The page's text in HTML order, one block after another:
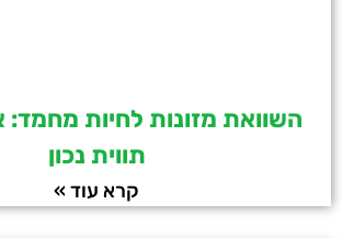
השוואת מזונות לחיות מחמד:
תווית נכון
קרא עוד »